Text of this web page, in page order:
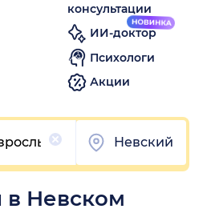
консультации
ИИ-доктор
Психологи
Акции
Невский
в Невском